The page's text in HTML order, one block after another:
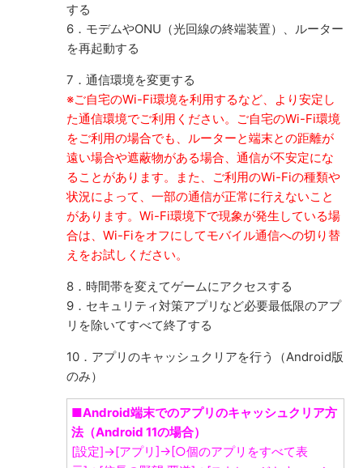
する
6．モデムやONU（光回線の終端装置）、ルーター
を再起動する
7．通信環境を変更する
※ご自宅のWi-Fi環境を利用するなど、より安定し
た通信環境でご利用ください。ご自宅のWi-Fi環境
をご利用の場合でも、ルーターと端末との距離が
遠い場合や遮蔽物がある場合、通信が不安定にな
ることがあります。また、ご利用のWi-Fiの種類や
状況によって、一部の通信が正常に行えないこと
があります。Wi-Fi環境下で現象が発生している場
合は、Wi-Fiをオフにしてモバイル通信への切り替
えをお試しください。
8．時間帯を変えてゲームにアクセスする
9．セキュリティ対策アプリなど必要最低限のアプ
リを除いてすべて終了する
10．アプリのキャッシュクリアを行う（Android版
のみ）
■Android端末でのアプリのキャッシュクリア方
法（Android 11の場合）
[設定]→[アプリ]→[○個のアプリをすべて表